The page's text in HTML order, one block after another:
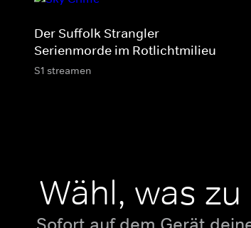
Der Suffolk Strangler -
Serienmorde im Rotlichtmilieu
S1 streamen
Wähl, was